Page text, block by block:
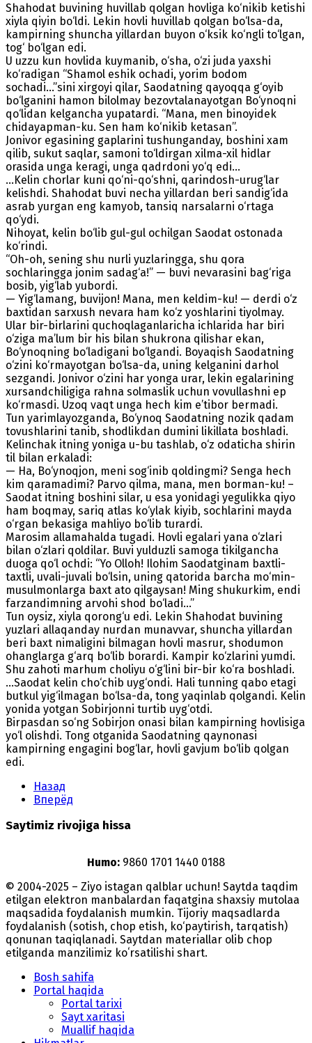
Shahodat buvining huvillab qolgan hovliga ko‘nikib ketishi
xiyla qiyin bo‘ldi. Lekin hovli huvillab qolgan bo‘lsa-da,
kampirning shuncha yillardan buyon o‘ksik ko‘ngli to‘lgan,
tog‘ bo‘lgan edi.
U uzzu kun hovlida kuymanib, o‘sha, o‘zi juda yaxshi
ko‘radigan “Shamol eshik ochadi, yorim bodom
sochadi...”sini xirgoyi qilar, Saodatning qayoqqa g‘oyib
bo‘lganini hamon bilolmay bezovtalanayotgan Bo‘ynoqni
qo‘lidan kelgancha yupatardi. “Mana, men binoyidek
chidayapman-ku. Sen ham ko‘nikib ketasan”.
Jonivor egasining gaplarini tushunganday, boshini xam
qilib, sukut saqlar, samoni to‘ldirgan xilma-xil hidlar
orasida unga keragi, unga qadrdoni yo‘q edi...
...Kelin chorlar kuni qo‘ni-qo‘shni, qarindosh-urug‘lar
kelishdi. Shahodat buvi necha yillardan beri sandig‘ida
asrab yurgan eng kamyob, tansiq narsalarni o‘rtaga
qo‘ydi.
Nihoyat, kelin bo‘lib gul-gul ochilgan Saodat ostonada
ko‘rindi.
“Oh-oh, sening shu nurli yuzlaringga, shu qora
sochlaringga jonim sadag‘a!” — buvi nevarasini bag‘riga
bosib, yig‘lab yubordi.
— Yig‘lamang, buvijon! Mana, men keldim-ku! — derdi o‘z
baxtidan sarxush nevara ham ko‘z yoshlarini tiyolmay.
Ular bir-birlarini quchoqlaganlaricha ichlarida har biri
o‘ziga ma’lum bir his bilan shukrona qilishar ekan,
Bo‘ynoqning bo‘ladigani bo‘lgandi. Boyaqish Saodatning
o‘zini ko‘rmayotgan bo‘lsa-da, uning kelganini darhol
sezgandi. Jonivor o‘zini har yonga urar, lekin egalarining
xursandchiligiga rahna solmaslik uchun vovullashni ep
ko‘rmasdi. Uzoq vaqt unga hech kim e’tibor bermadi.
Tun yarimlayozganda, Bo‘ynoq Saodatning nozik qadam
tovushlarini tanib, shodlikdan dumini likillata boshladi.
Kelinchak itning yoniga u-bu tashlab, o‘z odaticha shirin
til bilan erkaladi:
— Ha, Bo‘ynoqjon, meni sog‘inib qoldingmi? Senga hech
kim qaramadimi? Parvo qilma, mana, men borman-ku! –
Saodat itning boshini silar, u esa yonidagi yegulikka qiyo
ham boqmay, sariq atlas ko‘ylak kiyib, sochlarini mayda
o‘rgan bekasiga mahliyo bo‘lib turardi.
Marosim allamahalda tugadi. Hovli egalari yana o‘zlari
bilan o‘zlari qoldilar. Buvi yulduzli samoga tikilgancha
duoga qo‘l ochdi: “Yo Olloh! Ilohim Saodatginam baxtli-
taxtli, uvali-juvali bo‘lsin, uning qatorida barcha mo‘min-
musulmonlarga baxt ato qilgaysan! Ming shukurkim, endi
farzandimning arvohi shod bo‘ladi...”
Tun oysiz, xiyla qorong‘u edi. Lekin Shahodat buvining
yuzlari allaqanday nurdan munavvar, shuncha yillardan
beri baxt nimaligini bilmagan hovli masrur, shodumon
ohanglarga g‘arq bo‘lib borardi. Kampir ko‘zlarini yumdi.
Shu zahoti marhum choliyu o‘g‘lini bir-bir ko‘ra boshladi.
...Saodat kelin cho‘chib uyg‘ondi. Hali tunning qabo etagi
butkul yig‘ilmagan bo‘lsa-da, tong yaqinlab qolgandi. Kelin
yonida yotgan Sobirjonni turtib uyg‘otdi.
Birpasdan so‘ng Sobirjon onasi bilan kampirning hovlisiga
yo‘l olishdi. Tong otganida Saodatning qaynonasi
kampirning engagini bog‘lar, hovli gavjum bo‘lib qolgan
edi.
Назад
Вперёд
Saytimiz rivojiga hissa
Humo: 9860 1701 1440 0188
© 2004-2025 – Ziyo istagan qalblar uchun! Saytda taqdim
etilgan elektron manbalardan faqatgina shaxsiy mutolaa
maqsadida foydalanish mumkin. Tijoriy maqsadlarda
foydalanish (sotish, chop etish, ko‘paytirish, tarqatish)
qonunan taqiqlanadi. Saytdan materiallar olib chop
etilganda manzilimiz koʻrsatilishi shart.
Bosh sahifa
Portal haqida
Portal tarixi
Sayt xaritasi
Muallif haqida